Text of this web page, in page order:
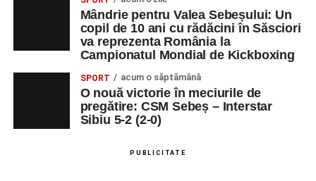
Mândrie pentru Valea Sebeșului: Un
copil de 10 ani cu rădăcini în Săsciori
va reprezenta România la
Campionatul Mondial de Kickboxing
SPORT acum o săptămână
O nouă victorie în meciurile de
pregătire: CSM Sebeș – Interstar
Sibiu 5-2 (2-0)
PUBLICITATE